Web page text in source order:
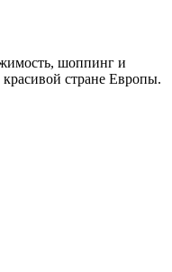
шоппинг и
стране Европы.